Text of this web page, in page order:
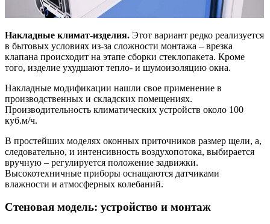
Накладные климат-изделия. Этот вариант редко реализуется
в бытовых условиях из-за сложности монтажа – врезка
клапана происходит на этапе сборки стеклопакета. Кроме
того, изделие ухудшают тепло- и шумоизоляцию окна.
Накладные модификации нашли свое применение в
производственных и складских помещениях.
Производительность климатических устройств около 100
куб.м/ч.
В простейших моделях оконных приточников размер щели, а,
следовательно, и интенсивность воздухопотока, выбирается
вручную – регулируется положение задвижки.
Высокотехничные приборы оснащаются датчиками
влажности и атмосферных колебаний.
Стеновая модель: устройство и монтаж